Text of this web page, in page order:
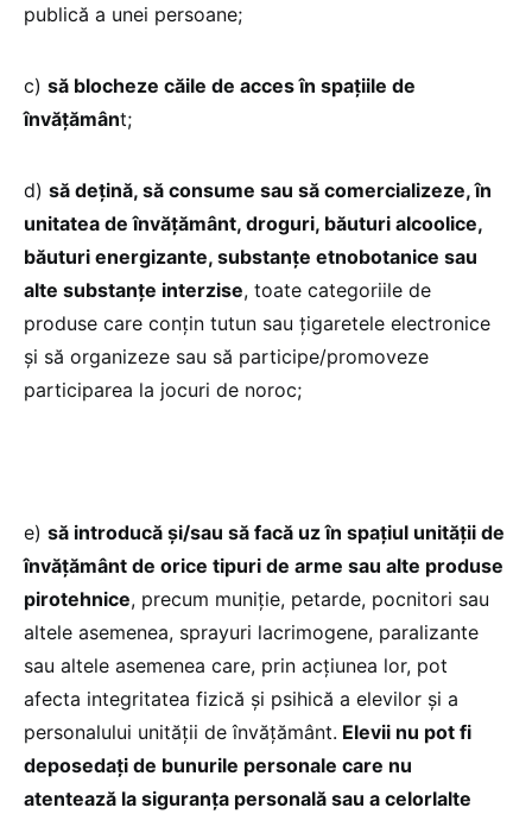
publică a unei persoane;
c) să blocheze căile de acces în spațiile de
învățământ;
d) să dețină, să consume sau să comercializeze, în
unitatea de învățământ, droguri, băuturi alcoolice,
băuturi energizante, substanțe etnobotanice sau
alte substanțe interzise, toate categoriile de
produse care conțin tutun sau țigaretele electronice
și să organizeze sau să participe/promoveze
participarea la jocuri de noroc;
e) să introducă și/sau să facă uz în spațiul unității de
învățământ de orice tipuri de arme sau alte produse
pirotehnice, precum muniție, petarde, pocnitori sau
altele asemenea, sprayuri lacrimogene, paralizante
sau altele asemenea care, prin acțiunea lor, pot
afecta integritatea fizică și psihică a elevilor și a
personalului unității de învățământ. Elevii nu pot fi
deposedați de bunurile personale care nu
atentează la siguranța personală sau a celorlalte